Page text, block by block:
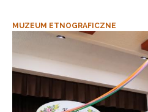
MUZEUM ETNOGRAFICZNE